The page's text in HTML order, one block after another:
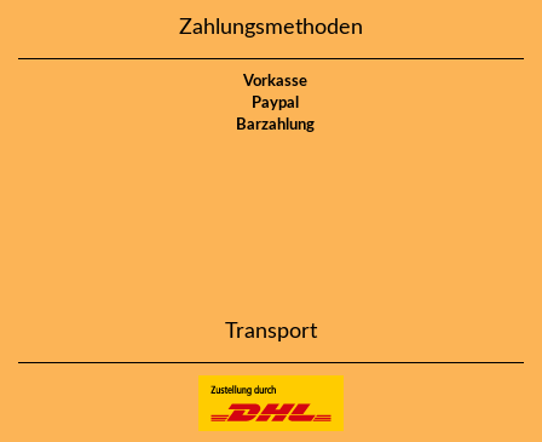
Zahlungsmethoden
Vorkasse
Paypal
Barzahlung
Transport